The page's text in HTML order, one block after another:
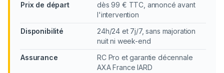
Prix de départ
dès 99 € TTC, annoncé avant
l'intervention
Disponibilité
24h/24 et 7j/7, sans majoration
nuit ni week-end
Assurance
RC Pro et garantie décennale
AXA France IARD